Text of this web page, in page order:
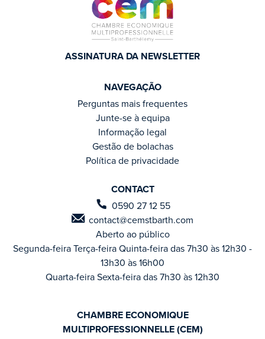
CHAMBRE ECONOMIQUE
MULTIPROFESSIONNELLE (CEM)
CONTACT
0590 27 12 55
contact@cemstbarth.com
Aberto ao público
Segunda-feira Terça-feira Quinta-feira das 7h30 às 12h30 -
13h30 às 16h00
Quarta-feira Sexta-feira das 7h30 às 12h30
NAVEGAÇÃO
Perguntas mais frequentes
Junte-se à equipa
Informação legal
Gestão de bolachas
Política de privacidade
ASSINATURA DA NEWSLETTER